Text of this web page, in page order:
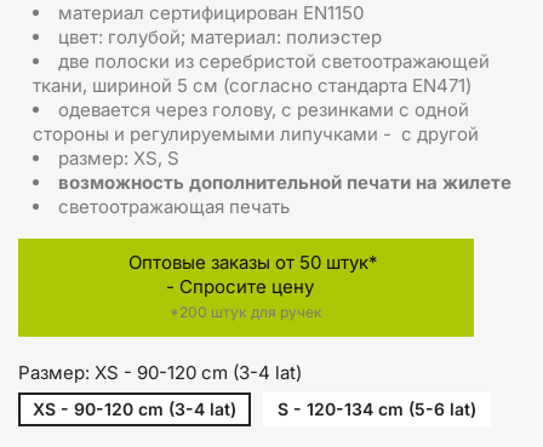
материал сертифицирован EN1150
цвет: голубой; материал: полиэстер
две полоски из серебристой светоотражающей
ткани, шириной 5 см (согласно стандарта EN471)
одевается через голову, с резинками с одной
стороны и регулируемыми липучками - с другой
размер: XS, S
возможность дополнительной печати на жилете
светоотражающая печать
Оптовые заказы от 50 штук*
- Спросите цену
*200 штук для ручек
Размер: XS - 90-120 cm (3-4 lat)
XS - 90-120 cm (3-4 lat) S - 120-134 cm (5-6 lat)